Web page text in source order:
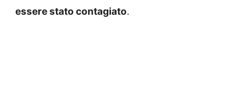
essere stato contagiato.